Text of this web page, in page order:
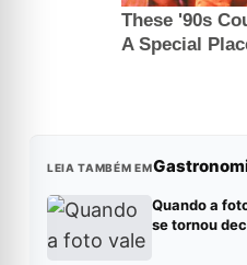
LEIA TAMBÉM EM
Quando a
se tornou